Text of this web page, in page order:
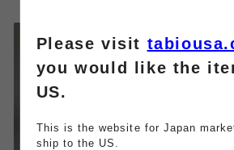
Please visit
you would like the
US.
This is the website for Japan
ship to the US.